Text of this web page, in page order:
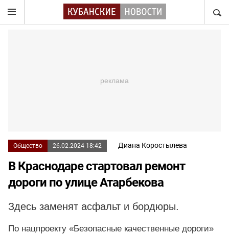
Общество 26.02.2024 18:42 Диана Коростылева
В Краснодаре стартовал ремонт
дороги по улице Атарбекова
Здесь заменят асфальт и бордюры.
По нацпроекту «Безопасные качественные дороги»